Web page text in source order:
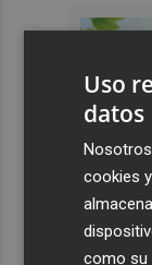
Uso
datos
cookies
como su